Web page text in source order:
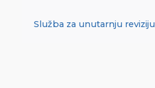
Služba za unutarnju reviziju